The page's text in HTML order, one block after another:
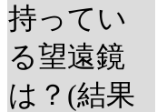
持ってい
る望遠鏡
は？(結果